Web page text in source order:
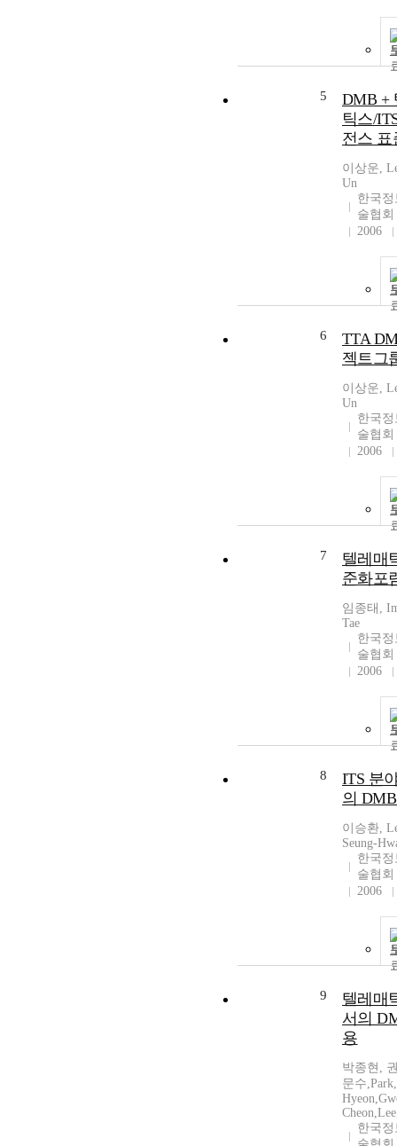
5
DMB +
틱스/
전스 표
이상운,
Un
한국
술협회
2006
6
TTA
젝트그
이상운,
Un
한국
술협회
2006
7
텔레매
준화포
임종태,
Tae
한국
술협회
2006
8
ITS 분
의
이승환,
Seung-
한국
술협회
2006
9
텔레매
서의
용
박종현,
문수
한국